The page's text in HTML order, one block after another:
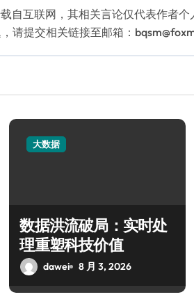
自互联网，其相关言论仅代表作者个
请提交相关链接至邮箱：
大数据
数据洪流破局：实时处
理重塑科技价值
dawei 8 月 3, 2026